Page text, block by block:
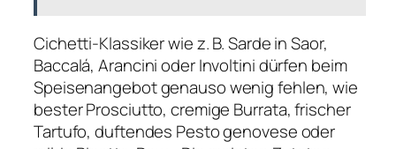
Cichetti-Klassiker wie z. B. Sarde in Saor,
Baccalá, Arancini oder Involtini dürfen beim
Speisenangebot genauso wenig fehlen, wie
bester Prosciutto, cremige Burrata, frischer
Tartufo, duftendes Pesto genovese oder